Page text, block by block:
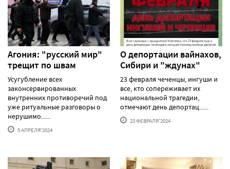
Агония: "русский мир"
трещит по швам
Усугубление всех
законсервированных
внутренних противоречий под
уже ритуальные разговоры о
нерушимо......
5 АПРЕЛЯ'2024
О депортации вайнахов,
Сибири и "ждунах"
23 февраля чеченцы, ингуши и
все, кто сопереживает их
национальной трагедии,
отмечают день депортац......
23 ФЕВРАЛЯ'2024